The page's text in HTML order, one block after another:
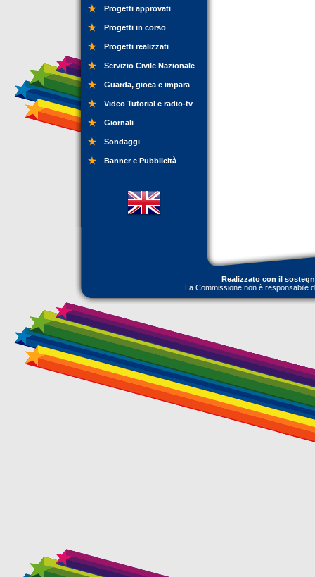
Progetti approvati
Progetti in corso
Progetti realizzati
Servizio Civile Nazionale
Guarda, gioca e impara
Video Tutorial e radio-tv
Giornali
Sondaggi
Banner e Pubblicità
Realizzato con il
La Commissione non è responsabile